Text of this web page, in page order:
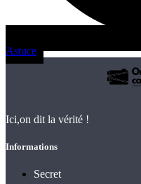
Astuce
Ici,on dit la vérité !
Informations
Secret